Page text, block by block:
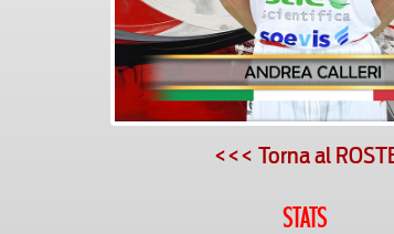
<<< Torna al
STATS